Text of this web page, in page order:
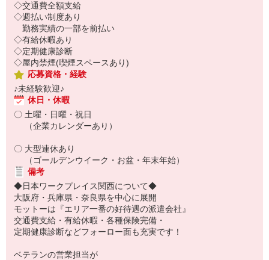
◇交通費全額支給
◇週払い制度あり
勤務実績の一部を前払い
◇有給休暇あり
◇定期健康診断
◇屋内禁煙(喫煙スペースあり)
応募資格・経験
♪未経験歓迎♪
休日・休暇
〇 土曜・日曜・祝日
（企業カレンダーあり）
〇 大型連休あり
（ゴールデンウイーク・お盆・年末年始）
備考
◆日本ワークプレイス関西について◆
大阪府・兵庫県・奈良県を中心に展開
モットーは『エリア一番の好待遇の派遣会社』
交通費支給・有給休暇・各種保険完備・
定期健康診断などフォーロー面も充実です！
ベテランの営業担当が